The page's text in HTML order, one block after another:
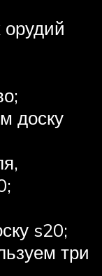
доску
s20;
три